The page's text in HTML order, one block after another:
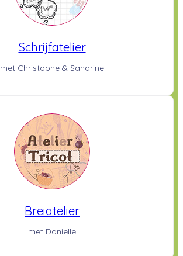
Schrijfatelier
met Christophe & Sandrine
Breiatelier
met Danielle